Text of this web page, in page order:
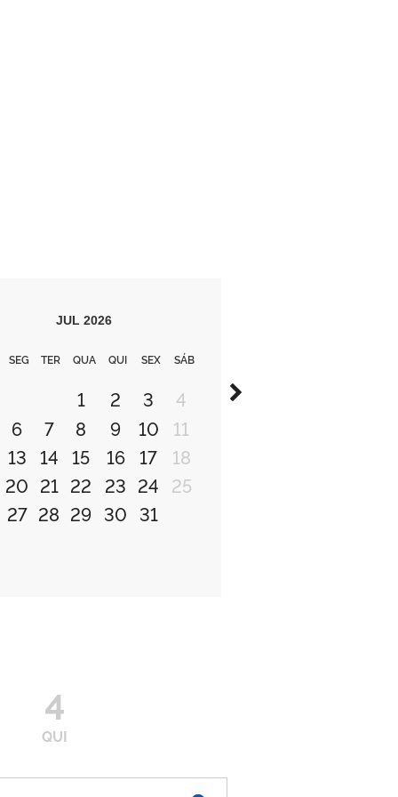
JUL 2026
SEG TER QUA QUI SEX SÁB
1 2 3
4
6 7 8 9 10
11
13 14 15 16 17
18
20 21 22 23 24 25
27 28 29 30 31
4
QUI